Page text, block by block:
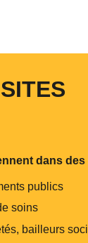
dans
publics
soins
bailleurs